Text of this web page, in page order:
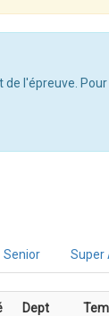
l'épreuve.
Senior Super
Dept